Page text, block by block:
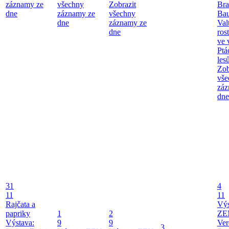
záznamy ze
dne
všechny
záznamy ze
dne
Zobrazit
všechny
záznamy ze
dne
ve
dne
31
11
Rajčata a
papriky
Výstava:
1
9
2
9
3
4
11